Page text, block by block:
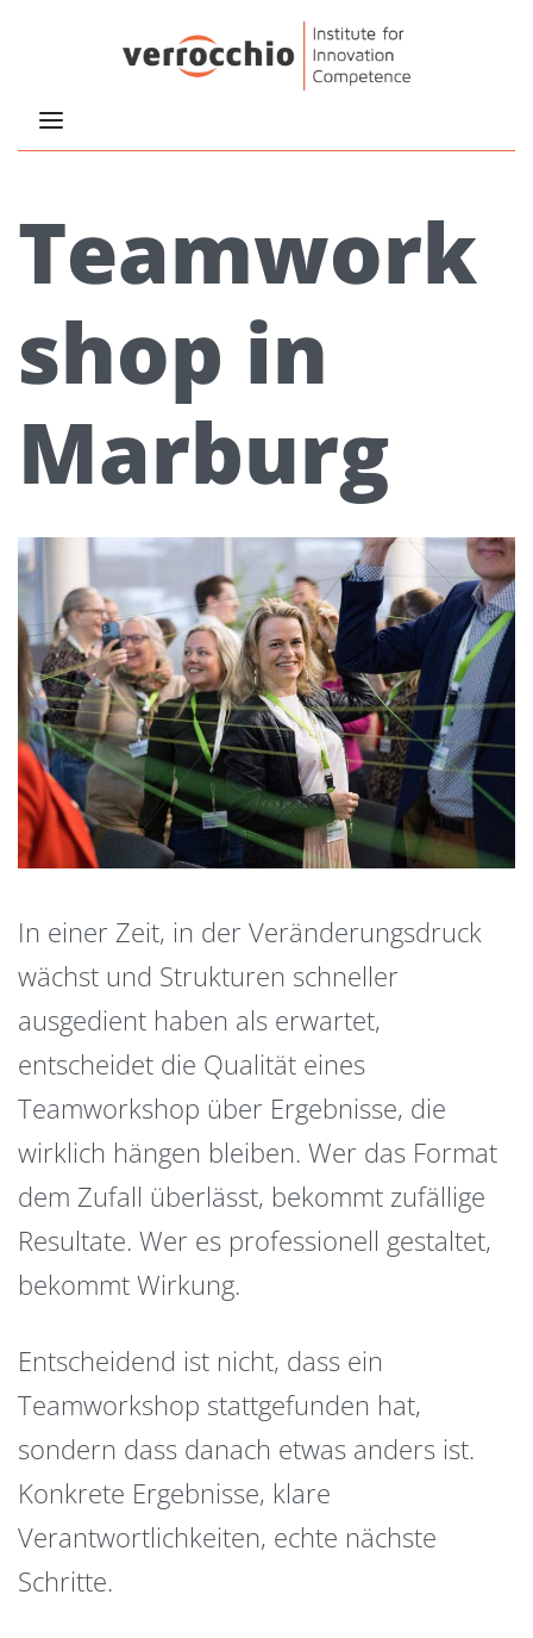
Teamwork
shop in
Marburg
In einer Zeit, in der Veränderungsdruck
wächst und Strukturen schneller
ausgedient haben als erwartet,
entscheidet die Qualität eines
Teamworkshop über Ergebnisse, die
wirklich hängen bleiben. Wer das Format
dem Zufall überlässt, bekommt zufällige
Resultate. Wer es professionell gestaltet,
bekommt Wirkung.
Entscheidend ist nicht, dass ein
Teamworkshop stattgefunden hat,
sondern dass danach etwas anders ist.
Konkrete Ergebnisse, klare
Verantwortlichkeiten, echte nächste
Schritte.